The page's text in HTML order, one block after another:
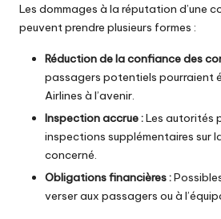
Les dommages à la réputation d’une
peuvent prendre plusieurs formes :
Réduction de la confiance des
passagers potentiels pourraient
Airlines à l’avenir.
Inspection accrue :Les autorités
inspections supplémentaires sur
concerné.
Obligations financières :
verser aux passagers ou à